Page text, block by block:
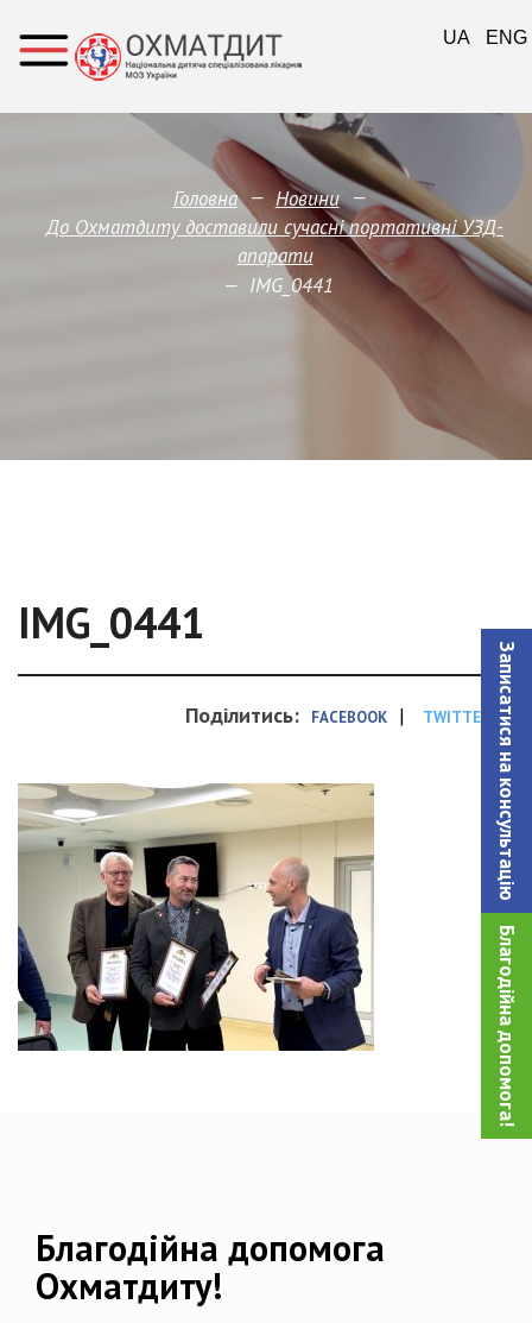
Записатися на консультацiю
Благодійна допомога!
Головна — Новини —
До Охматдиту доставили сучасні портативні УЗД-
апарати
— IMG_0441
IMG_0441
Поділитись: FACEBOOK | TWITTER
Благодійна допомога
Охматдиту!
UA ENG